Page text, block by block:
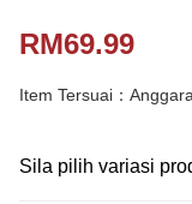
RM69.99
Item Tersuai：
Sila pilih variasi